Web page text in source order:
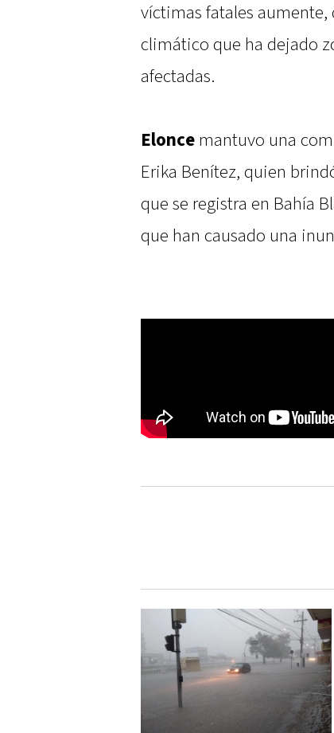
víctimas fatales
climático que ha dejado
afectadas.
Elonce mantuvo una
Erika Benítez, quien
que se registra en Bahía
que han causado una